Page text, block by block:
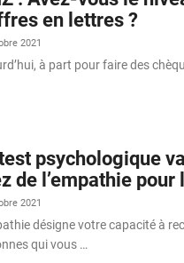
en lettres ?
2021
à part pour faire des
psychologique
de l’empathie pour
2021
désigne votre capacité à
qui vous …